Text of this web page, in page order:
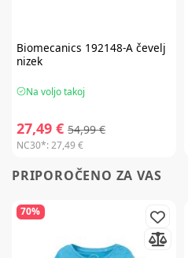
Biomecanics 192148-A čevelj
nizek
Na voljo takoj
27,49 € 54,99 €
NC30*:27,49 €
PRIPOROČENO ZA VAS
70%